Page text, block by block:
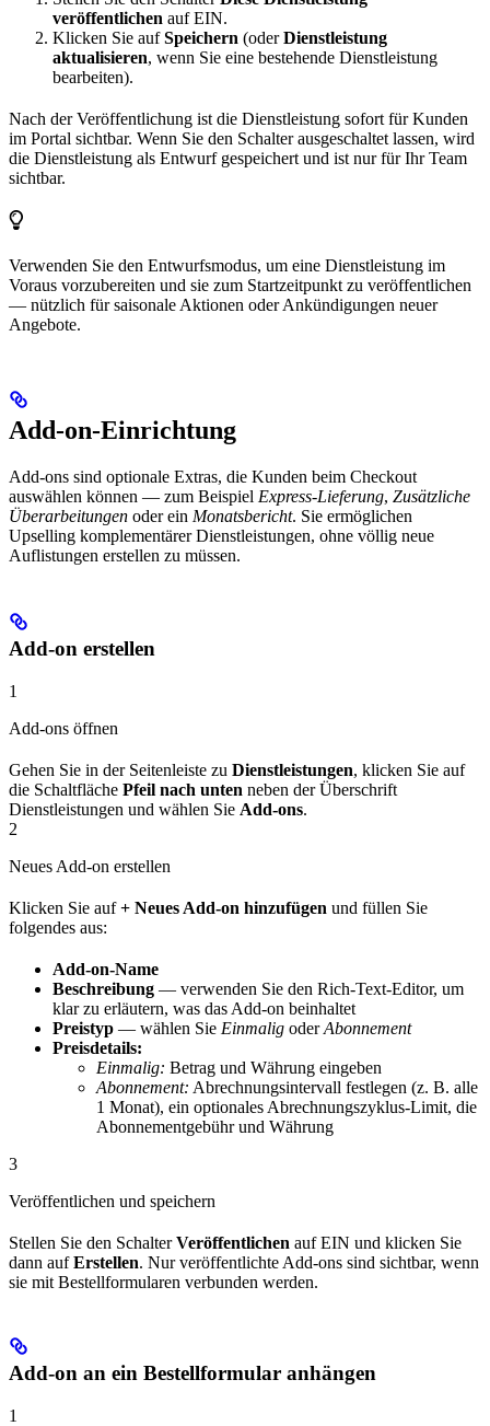
veröffentlichen auf EIN.
Klicken Sie aufSpeichern (oderDienstleistung
aktualisieren, wenn Sie eine bestehende Dienstleistung
bearbeiten).
Nach der Veröffentlichung ist die Dienstleistung sofort für Kunden
im Portal sichtbar. Wenn Sie den Schalter ausgeschaltet lassen, wird
die Dienstleistung als Entwurf gespeichert und ist nur für Ihr Team
sichtbar.
Verwenden Sie den Entwurfsmodus, um eine Dienstleistung im
Voraus vorzubereiten und sie zum Startzeitpunkt zu veröffentlichen
— nützlich für saisonale Aktionen oder Ankündigungen neuer
Angebote.
Add-on-Einrichtung
Add-ons sind optionale Extras, die Kunden beim Checkout
auswählen können — zum Beispiel Express-Lieferung, Zusätzliche
Überarbeitungen oder ein Monatsbericht. Sie ermöglichen
Upselling komplementärer Dienstleistungen, ohne völlig neue
Auflistungen erstellen zu müssen.
Add-on erstellen
1
Add-ons öffnen
Gehen Sie in der Seitenleiste zu Dienstleistungen, klicken Sie auf
die Schaltfläche Pfeil nach unten neben der Überschrift
Dienstleistungen und wählen Sie Add-ons.
2
Neues Add-on erstellen
Klicken Sie auf+ Neues Add-on hinzufügen und füllen Sie
folgendes aus:
Add-on-Name
Beschreibung — verwenden Sie den Rich-Text-Editor, um
klar zu erläutern, was das Add-on beinhaltet
Preistyp — wählen Sie Einmalig oderAbonnement
Preisdetails:
Einmalig: Betrag und Währung eingeben
Abonnement: Abrechnungsintervall festlegen (z. B. alle
1 Monat), ein optionales Abrechnungszyklus-Limit, die
Abonnementgebühr und Währung
3
Veröffentlichen und speichern
Stellen Sie den SchalterVeröffentlichen auf EIN und klicken Sie
dann aufErstellen. Nur veröffentlichte Add-ons sind sichtbar, wenn
sie mit Bestellformularen verbunden werden.
Add-on an ein Bestellformular anhängen
1